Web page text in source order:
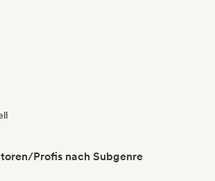
Profis nach Subgenre